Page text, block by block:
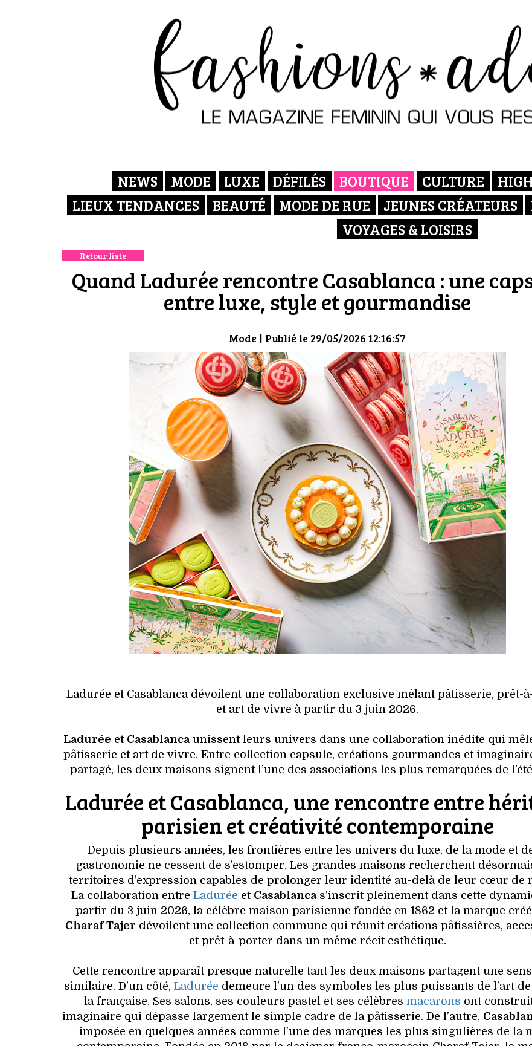
NEWS MODE LUXE DÉFILÉS BOUTIQUE CULTURE
LIEUX TENDANCES
BEAUTÉ MODE DE RUE JEUNES CRÉATEURS
VOYAGES & LOISIRS
Retour liste
Quand Ladurée rencontre Casablanca : une
entre luxe, style et gourmandise
Mode | Publié le 29/05/2026 12:16:57
Ladurée et Casablanca dévoilent une collaboration exclusive mêlant pâtisserie, prêt-
et art de vivre à partir du 3 juin 2026.
Ladurée et Casablanca unissent leurs univers dans une collaboration inédite qui
pâtisserie et art de vivre. Entre collection capsule, créations gourmandes et
partagé, les deux maisons signent l’une des associations les plus remarquées de
Ladurée et Casablanca, une rencontre entre
parisien et créativité contemporaine
Depuis plusieurs années, les frontières entre les univers du luxe, de la mode et
gastronomie ne cessent de s’estomper. Les grandes maisons recherchent
territoires d’expression capables de prolonger leur identité au-delà de leur cœur de
La collaboration entreLadurée et Casablanca s’inscrit pleinement dans cette
partir du 3 juin 2026, la célèbre maison parisienne fondée en 1862 et la marque
Charaf Tajer dévoilent une collection commune qui réunit créations pâtissières,
et prêt-à-porter dans un même récit esthétique.
Cette rencontre apparaît presque naturelle tant les deux maisons partagent une
similaire. D’un côté, Ladurée demeure l’un des symboles les plus puissants de l’art
la française. Ses salons, ses couleurs pastel et ses célèbres macarons ont
imaginaire qui dépasse largement le simple cadre de la pâtisserie. De l’autre,
imposée en quelques années comme l’une des marques les plus singulières de la